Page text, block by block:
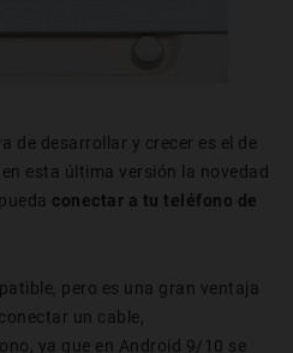
de desarrollar y crecer es el de
esta última versión la novedad
conectar a tu teléfono de
pero es una gran ventaja
un cable,
ya que en Android 9/10 se